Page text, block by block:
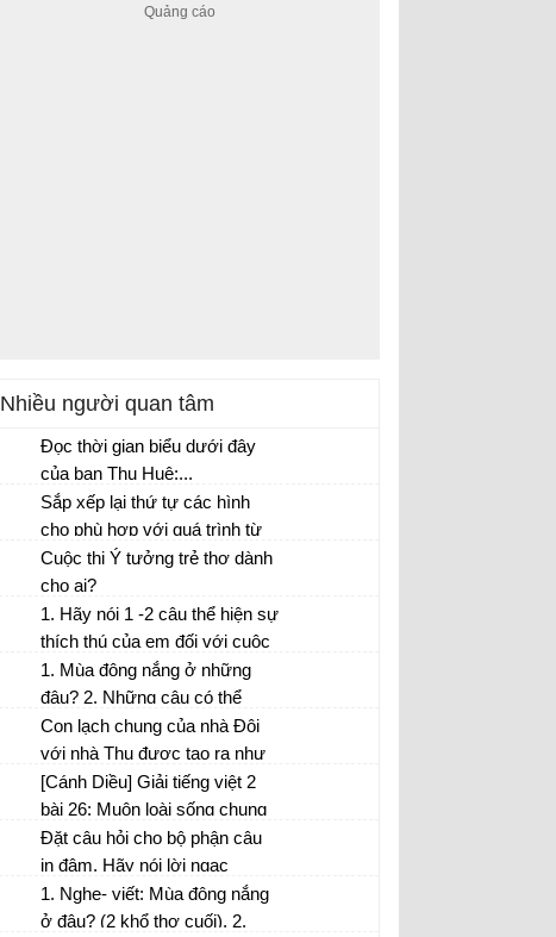
Nhiều người quan tâm
Đọc thời gian biểu dưới đây
của bạn Thu Huệ:...
Sắp xếp lại thứ tự các hình
cho phù hợp với quá trình từ
lúc lúa còn non đến lúc thu
hoạch và được nấu thành
cơm.
Cuộc thi Ý tưởng trẻ thơ dành
cho ai?
1. Hãy nói 1 -2 câu thể hiện sự
thích thú của em đối với cuộc
thi Ý tưởng trẻ thơ. 2. Hãy nói
1- 2 câu thể hiện sự tán thành
của em đối với sáng kiến của
các bạn nhỏ được giới thiệu
trong bài Những ý tưởng sáng
tạo.
1. Mùa đông nắng ở những
đâu? 2. Những câu có thể
thay thế từ lặn trong câu thơ
sau.
Con lạch chung của nhà Đôi
với nhà Thu được tạo ra như
thế nào?
[Cánh Diều] Giải tiếng việt 2
bài 26: Muôn loài sống chung
Đặt câu hỏi cho bộ phận câu
in đậm. Hãy nói lời ngạc
nhiên, thán phục của em khi
đọc câu chuyện trên.
1. Nghe- viết: Mùa đông nắng
ở đâu? (2 khổ thơ cuối). 2.